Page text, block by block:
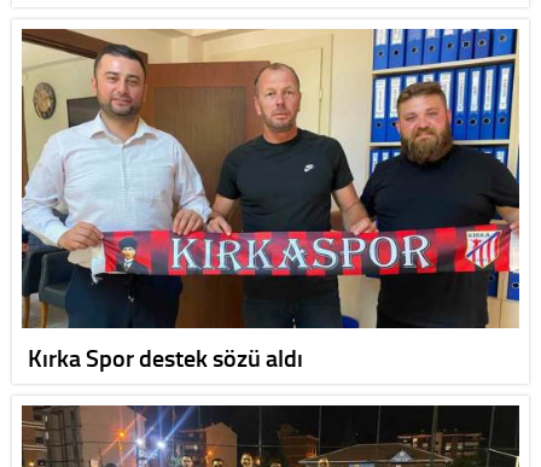
Kırka Spor destek sözü aldı